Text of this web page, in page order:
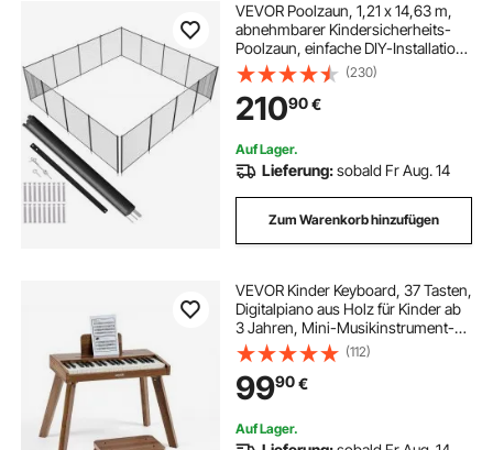
VEVOR Poolzaun, 1,21 x 14,63 m,
abnehmbarer Kindersicherheits-
Poolzaun, einfache DIY-Installation,
Schwimmbadzaun, 340 g Teslin-
PVC-Poolzaunnetz, schützt Kinder
und Haustiere
(230)
21090€
Auf Lager.
Lieferung:sobald Fr Aug. 14
Zum Warenkorb hinzufügen
VEVOR Kinder Keyboard, 37 Tasten,
Digitalpiano aus Holz für Kinder ab
3 Jahren, Mini-Musikinstrument-
Spielzeugset mit Hocker,
Realistischem Klang, Dual-Power,
Einstellbarer Lautstärke, Walnuss
(112)
9990€
Auf Lager.